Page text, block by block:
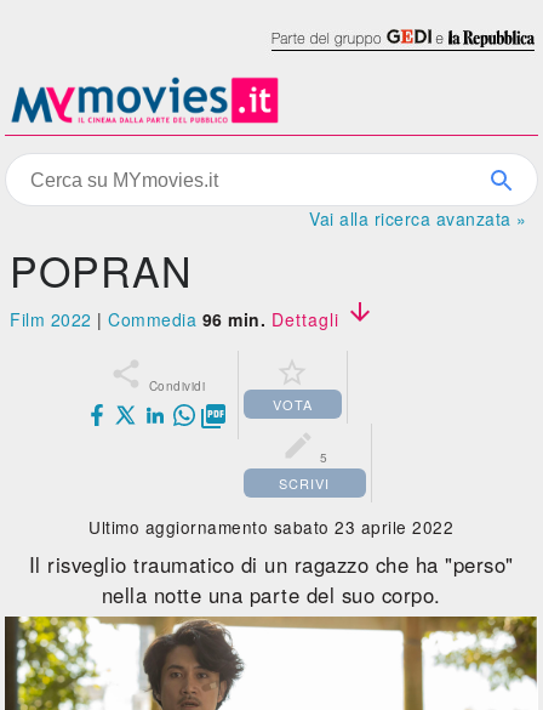
Vai alla ricerca avanzata »
POPRAN
Film 2022 |Commedia 96 min. Dettagli 
 Condividi


VOTA
 5
SCRIVI
Ultimo aggiornamento sabato 23 aprile 2022
Il risveglio traumatico di un ragazzo che ha "perso"
nella notte una parte del suo corpo.